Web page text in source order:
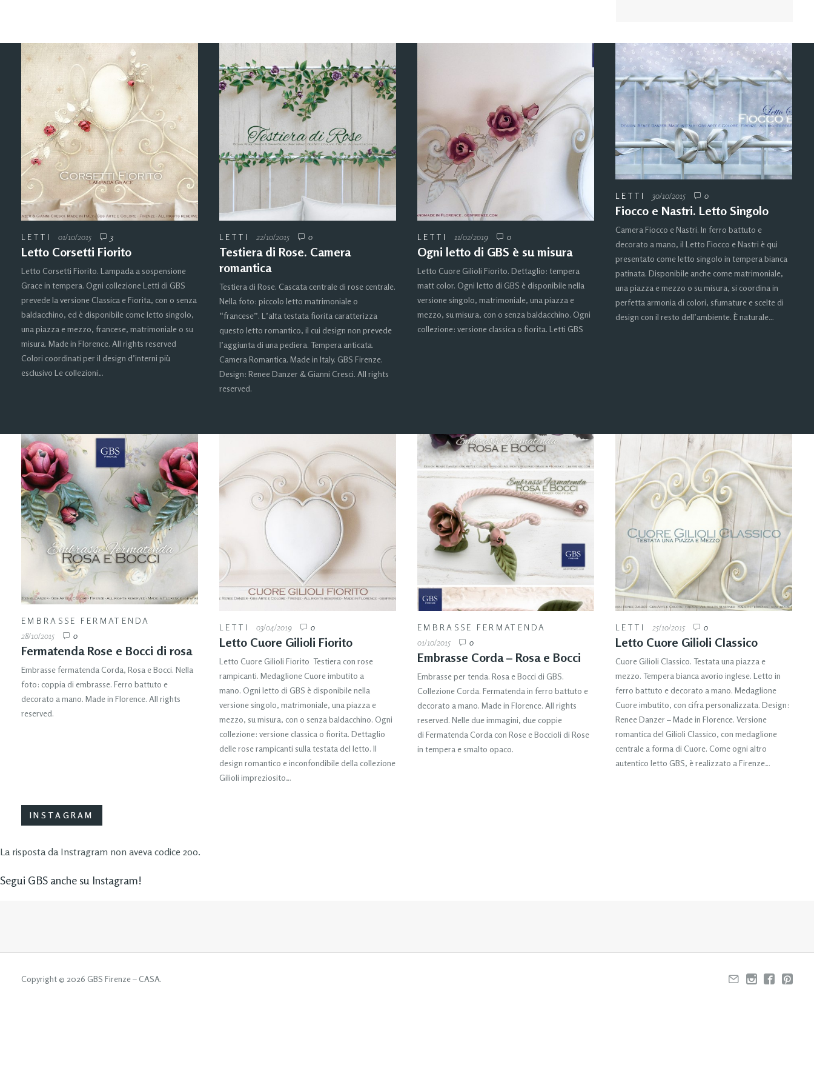
LETTI 01/10/2015 3
Letto Corsetti Fiorito
Letto Corsetti Fiorito. Lampada a sospensione
Grace in tempera. Ogni collezione Letti di GBS
prevede la versione Classica e Fiorita, con o senza
baldacchino, ed è disponibile come letto singolo,
una piazza e mezzo, francese, matrimoniale o su
misura. Made in Florence. All rights reserved
Colori coordinati per il design d’interni più
esclusivo Le collezioni…
LETTI 22/10/2015 0
Testiera di Rose. Camera
romantica
Testiera di Rose. Cascata centrale di rose centrale.
Nella foto: piccolo letto matrimoniale o
“francese”. L’alta testata fiorita caratterizza
questo letto romantico, il cui design non prevede
l’aggiunta di una pediera. Tempera anticata.
Camera Romantica. Made in Italy. GBS Firenze.
Design: Renee Danzer & Gianni Cresci. All rights
reserved.
LETTI 11/02/2019 0
Ogni letto di GBS è su misura
Letto Cuore Gilioli Fiorito. Dettaglio: tempera
matt color. Ogni letto di GBS è disponibile nella
versione singolo, matrimoniale, una piazza e
mezzo, su misura, con o senza baldacchino. Ogni
collezione: versione classica o fiorita. Letti GBS
LETTI 30/10/2015 0
Fiocco e Nastri. Letto Singolo
Camera Fiocco e Nastri. In ferro battuto e
decorato a mano, il Letto Fiocco e Nastri è qui
presentato come letto singolo in tempera bianca
patinata. Disponibile anche come matrimoniale,
una piazza e mezzo o su misura, si coordina in
perfetta armonia di colori, sfumature e scelte di
design con il resto dell’ambiente. È naturale…
EMBRASSE FERMATENDA
28/10/2015
0
Fermatenda Rose e Bocci di rosa
Embrasse fermatenda Corda, Rosa e Bocci. Nella
foto: coppia di embrasse. Ferro battuto e
decorato a mano. Made in Florence. All rights
reserved.
LETTI 03/04/2019 0
Letto Cuore Gilioli Fiorito
Letto Cuore Gilioli Fiorito Testiera con rose
rampicanti. Medaglione Cuore imbutito a
mano. Ogni letto di GBS è disponibile nella
versione singolo, matrimoniale, una piazza e
mezzo, su misura, con o senza baldacchino. Ogni
collezione: versione classica o fiorita. Dettaglio
delle rose rampicanti sulla testata del letto. Il
design romantico e inconfondibile della collezione
Gilioli impreziosito…
EMBRASSE FERMATENDA
01/10/2015
0
Embrasse Corda – Rosa e Bocci
Embrasse per tenda. Rosa e Bocci di GBS.
Collezione Corda. Fermatenda in ferro battuto e
decorato a mano. Made in Florence. All rights
reserved. Nelle due immagini, due coppie
di Fermatenda Corda con Rose e Boccioli di Rose
in tempera e smalto opaco.
LETTI 25/10/2015 0
Letto Cuore Gilioli Classico
Cuore Gilioli Classico. Testata una piazza e
mezzo. Tempera bianca avorio inglese. Letto in
ferro battuto e decorato a mano. Medaglione
Cuore imbutito, con cifra personalizzata. Design:
Renee Danzer – Made in Florence. Versione
romantica del Gilioli Classico, con medaglione
centrale a forma di Cuore. Come ogni altro
autentico letto GBS, è realizzato a Firenze…
INSTAGRAM
La risposta da Instragram non aveva codice 200.
Segui GBS anche su Instagram!
Copyright © 2026 GBS Firenze – CASA.